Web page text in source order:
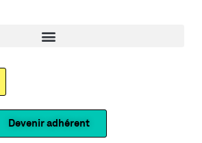
Devenir adhérent